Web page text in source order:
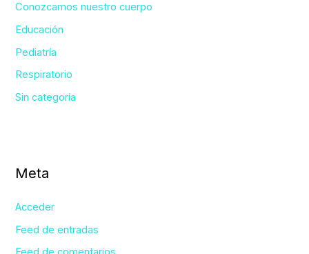
Conozcamos nuestro cuerpo
Educación
Pediatría
Respiratorio
Sin categoría
Meta
Acceder
Feed de entradas